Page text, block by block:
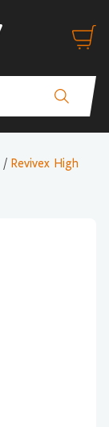
/ Revivex High